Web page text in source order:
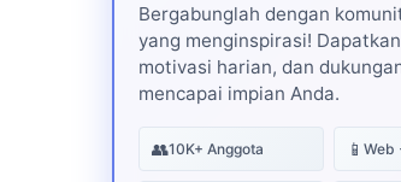
Bergabunglah dengan
yang menginspirasi!
motivasi harian, dan
mencapai impian Anda.
👥10K+ Anggota 📱 Web